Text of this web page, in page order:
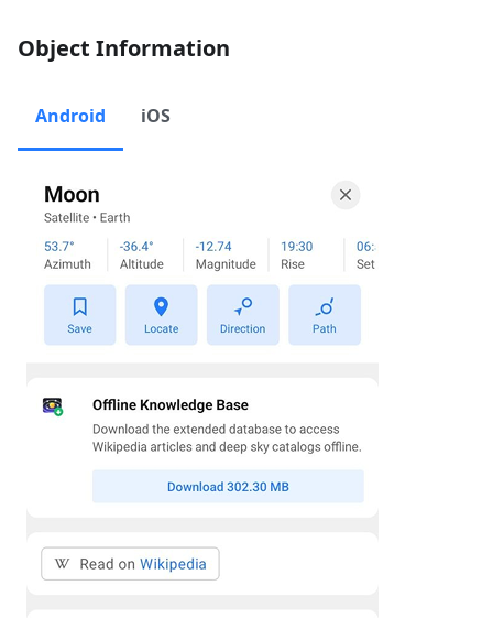
Object Information
Android iOS